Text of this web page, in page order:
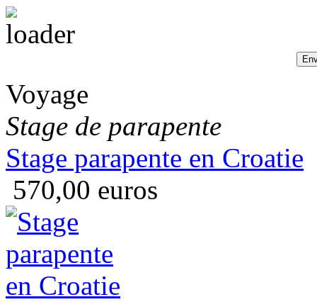
Voyage
Stage de parapente
Stage parapente en Croatie
570,00 euros